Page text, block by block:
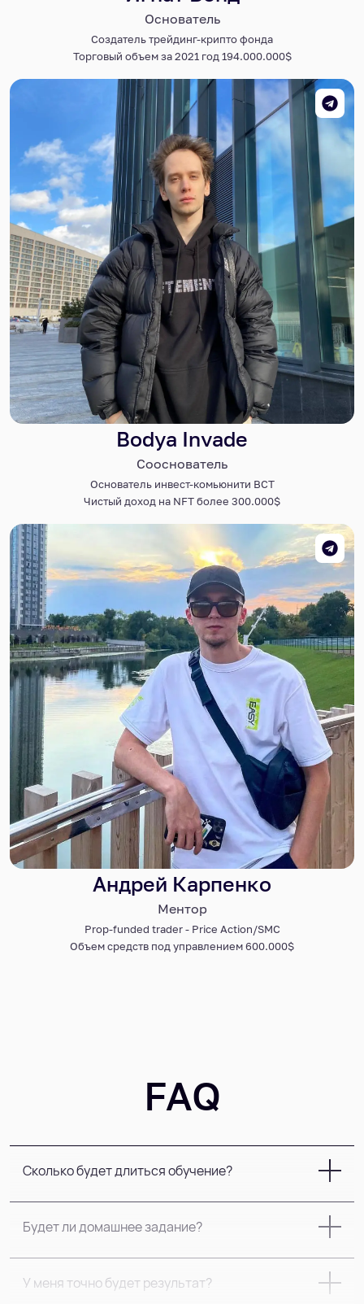
Основатель
Создатель трейдинг-крипто фонда
Торговый объем за 2021 год 194.000.000$
Bodya Invade
Сооснователь
Основатель инвест-комьюнити BCT
Чистый доход на NFT более 300.000$
Андрей Карпенко
Ментор
Prop-funded trader - Price Action/SMC
Объем средств под управлением 600.000$
FAQ
Сколько будет длиться обучение?
Будет ли домашнее задание?
У меня точно будет результат?